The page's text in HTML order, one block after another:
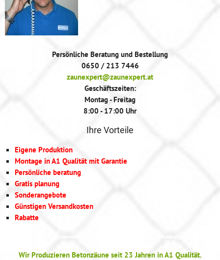
Persönliche Beratung und Bestellung
0650 / 213 7446
zaunexpert@zaunexpert.at
Geschäftszeiten:
Montag - Freitag
8:00 - 17:00 Uhr
Ihre Vorteile
Eigene Produktion
Montage in A1 Qualität mit Garantie
Persönliche beratung
Gratis planung
Sonderangebote
Günstigen Versandkosten
Rabatte
Wir Produzieren Betonzäune seit 23 Jahren in A1 Qualität.